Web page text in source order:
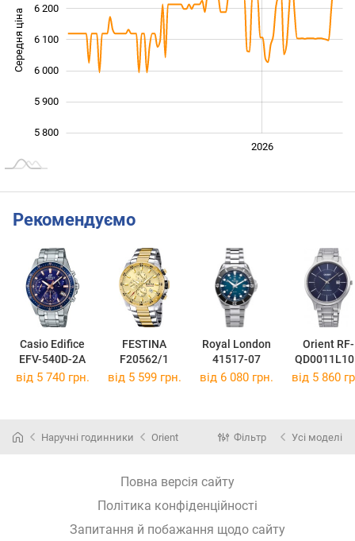
Середня ціна 5 800
5 800
5 900
6 000
6 100
6 200
2026
Рекомендуємо
Casio Edifice
EFV-540D-2A
FESTINA
F20562/1
Royal London
41517-07
Orient RF-
від 5 740 грн. від 5 599 грн. від 6 080 грн. від 5 860
Наручні годинники Orient Фільтр Усі моделі
Повна версія сайту
Політика конфіденційності
Запитання й побажання щодо сайту